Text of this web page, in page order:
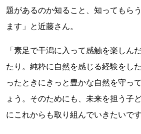
題があるのか知ること、知ってもら
ます」と近藤さん。
「素足で干潟に入って感触を楽しん
たり。純粋に自然を感じる経験をし
ったときにきっと豊かな自然を守っ
ょう。そのためにも、未来を担う子
にこれからも取り組んでいきたいで